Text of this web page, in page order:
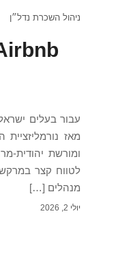
ניהול השכרת נדל״ן
עבור בעלים
ומורשת יהודית-
לטווח קצר
מנהלים […]
יולי 2, 2026